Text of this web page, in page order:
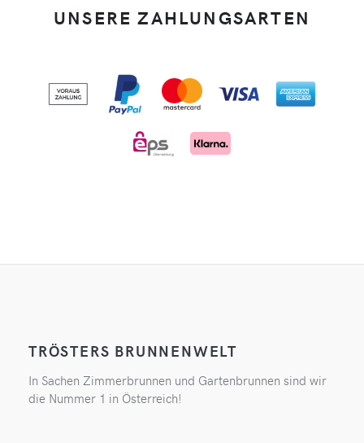
UNSERE ZAHLUNGSARTEN
TRÖSTERS BRUNNENWELT
In Sachen Zimmerbrunnen und Gartenbrunnen sind wir
die Nummer 1 in Österreich!